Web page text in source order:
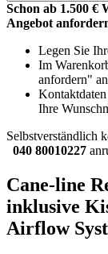
Schon ab 1.500 €
Angebot
Legen Sie
Im
anfordern"
Ihre
Selbstverständlich
040 80010227
Cane-line
inklusive
Airflow